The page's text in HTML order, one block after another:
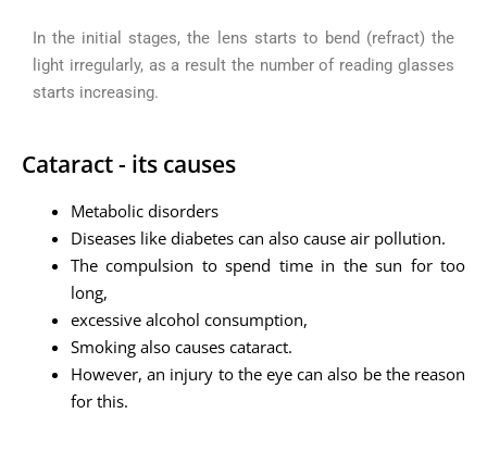
In the initial stages, the lens starts to bend (refract) the
light irregularly, as a result the number of reading glasses
starts increasing.
Cataract - its causes
Metabolic disorders
Diseases like diabetes can also cause air pollution.
The compulsion to spend time in the sun for too
long,
excessive alcohol consumption,
Smoking also causes cataract.
However, an injury to the eye can also be the reason
for this.